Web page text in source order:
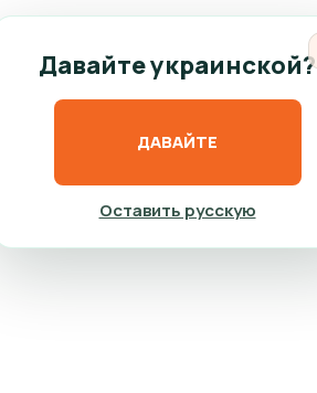
Давайте украинской?
ДАВАЙТЕ
Оставить русскую